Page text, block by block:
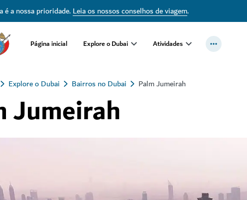
é a nossa prioridade.Leia os nossos conselhos de viagem.
Página inicial Explore o Dubai Atividades
Explore o Dubai Bairros no Dubai Palm Jumeirah
Jumeirah